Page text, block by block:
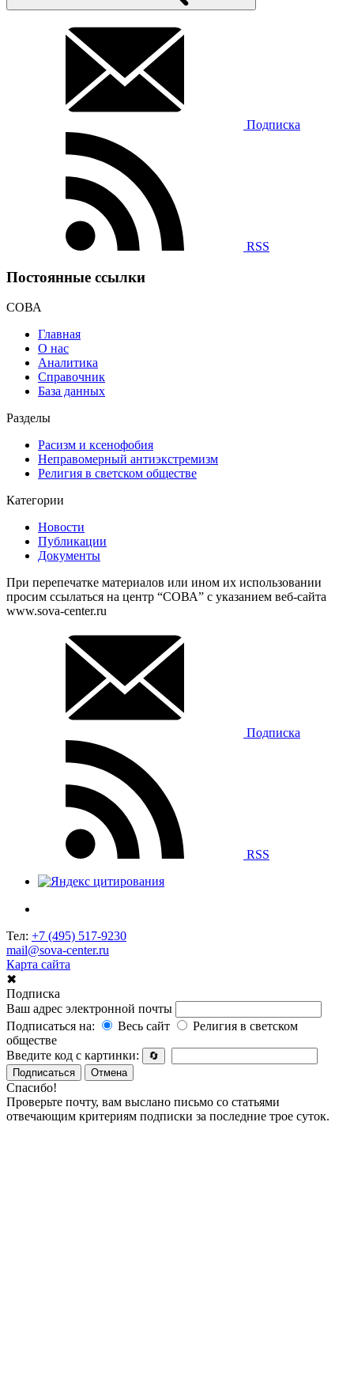
Подписка
RSS
Постоянные ссылки
СОВА
Главная
О нас
Аналитика
Справочник
База данных
Разделы
Расизм и ксенофобия
Неправомерный антиэкстремизм
Религия в светском обществе
Категории
Новости
Публикации
Документы
При перепечатке материалов или ином их использовании
просим ссылаться на центр “СОВА” с указанием веб-сайта
www.sova-center.ru
Подписка
RSS
Тел: +7 (495) 517-9230
mail@sova-center.ru
Карта сайта
✖
Подписка
Ваш адрес электронной почты
Подписаться на:
Весь сайт
Религия в светском
обществе
Введите код с картинки:
🔄
Подписаться
Отмена
Спасибо!
Проверьте почту, вам выслано письмо со статьями
отвечающим критериям подписки за последние трое суток.